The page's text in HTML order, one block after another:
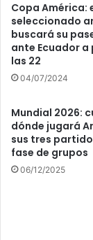
Copa América:
seleccionado
buscará su
ante Ecuador
las 22
04/07/2024
Mundial 2026:
dónde jugará
sus tres
fase de grupos
06/12/2025